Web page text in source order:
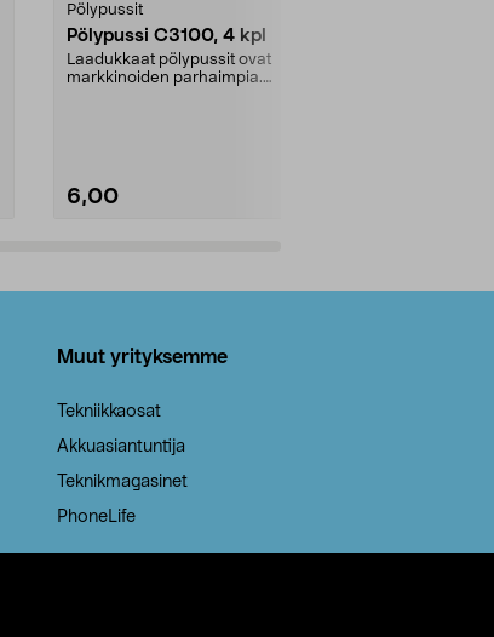
Pölypussit
Pölypussi C3100, 4 kpl
Laadukkaat pölypussit ovat
markkinoiden parhaimpia.
6,00
Muut yrityksemme
Tekniikkaosat
Akkuasiantuntija
Teknikmagasinet
PhoneLife